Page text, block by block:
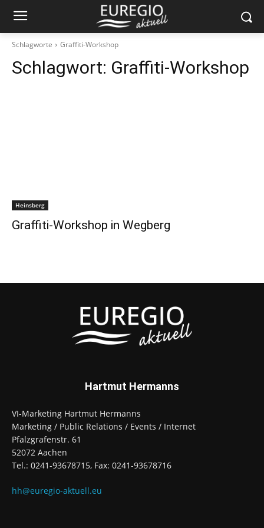
Schlagworte Graffiti-Workshop
Schlagwort: Graffiti-Workshop
Heinsberg
Graffiti-Workshop in Wegberg
Hartmut Hermanns
VI-Marketing Hartmut Hermanns
Marketing / Public Relations / Events / Internet
Pfalzgrafenstr. 61
52072 Aachen
Tel.: 0241-93678715, Fax: 0241-93678716
hh@euregio-aktuell.eu